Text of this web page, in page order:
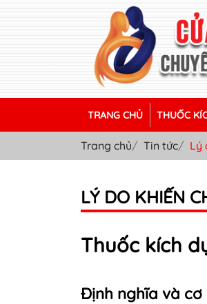
TRANG CHỦ THUỐC
Trang chủ Tin tức Lý
LÝ DO KHIẾN
Thuốc kích
Định nghĩa và